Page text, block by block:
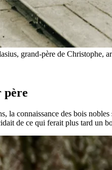
grand-père de Christophe,
père
la connaissance des bois
de ce qui ferait plus tard un